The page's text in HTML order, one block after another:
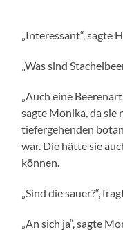
„Interessant“, sagte
„Was sind
„Auch eine
sagte Monika, da sie
tiefergehenden
war. Die hätte sie
können.
„Sind die sauer?“,
„An sich ja“, sagte